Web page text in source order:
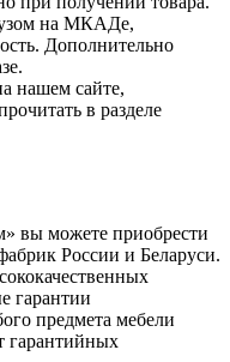
на МКАДе,
Дополнительно
нашем сайте,
в разделе
вы можете приобрести
России и Беларуси.
гарантии
предмета мебели
гарантийных